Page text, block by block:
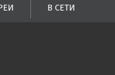
В СЕТИ